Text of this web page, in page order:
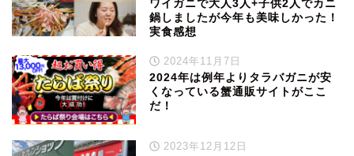
ワイガニで大人3人+子供2人でカニ
鍋しましたが今年も美味しかった！
実食感想
2024年11月7日
2024年は例年よりタラバガニが安
くなっている蟹通販サイトがここ
だ！
2023年12月12日